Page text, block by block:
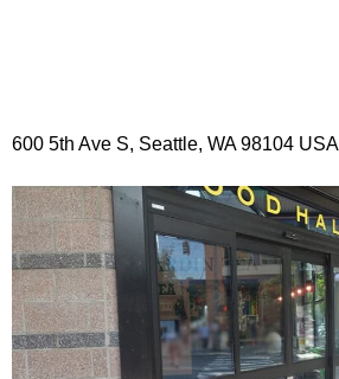
600 5th Ave S, Seattle, WA 98104 USA